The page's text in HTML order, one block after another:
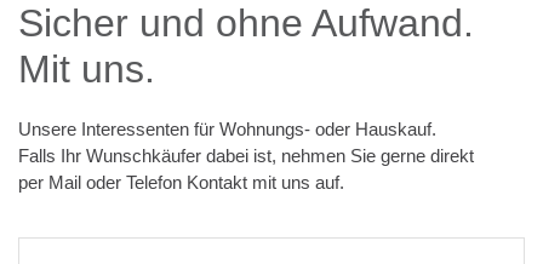
Sicher und ohne Aufwand.
Mit uns.
Unsere Interessenten für Wohnungs- oder Hauskauf.
Falls Ihr Wunschkäufer dabei ist, nehmen Sie gerne direkt
per Mail oder Telefon Kontakt mit uns auf.